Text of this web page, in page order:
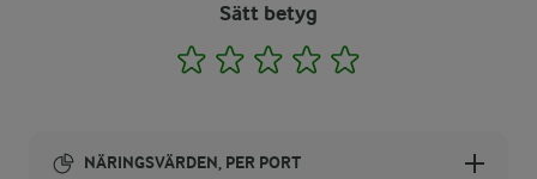
Sätt betyg
1 2 3 4
NÄRINGSVÄRDEN, PER PORT